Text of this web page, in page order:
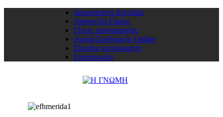
Δημοσιεύση Αγγελίας
Αναγγελία Γάμου
Γίνετε συνδρομητής
Αγορά Συνδρομής Online
Είσοδος συνδρομητή
Επικοινωνία